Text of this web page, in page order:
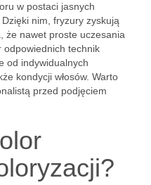
w postaci jasnych
nim, fryzury zyskują
że nawet proste uczesania
odpowiednich technik
od indywidualnych
kondycji włosów. Warto
przed podjęciem